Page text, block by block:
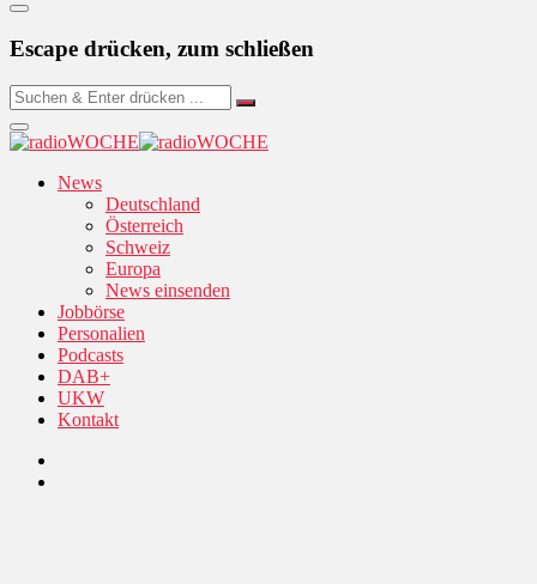
Escape drücken, zum schließen
News
Deutschland
Österreich
Schweiz
Europa
News einsenden
Jobbörse
Personalien
Podcasts
DAB+
UKW
Kontakt